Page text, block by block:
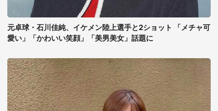
元卓球・石川佳純、イケメン陸上選手と2ショット 「メチャ可
愛い」「かわいい笑顔」「美男美女」話題に